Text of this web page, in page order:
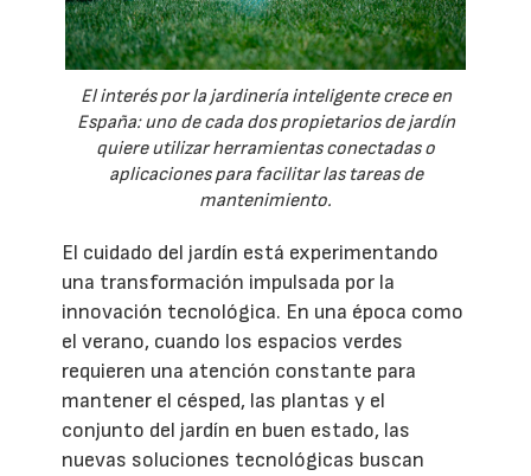
El interés por la jardinería inteligente crece en
España: uno de cada dos propietarios de jardín
quiere utilizar herramientas conectadas o
aplicaciones para facilitar las tareas de
mantenimiento.
El cuidado del jardín está experimentando
una transformación impulsada por la
innovación tecnológica. En una época como
el verano, cuando los espacios verdes
requieren una atención constante para
mantener el césped, las plantas y el
conjunto del jardín en buen estado, las
nuevas soluciones tecnológicas buscan